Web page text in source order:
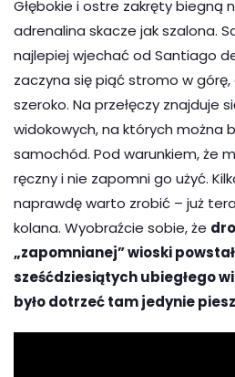
Głębokie i ostre zakręty biegną
adrenalina skacze jak szalona.
najlepiej wjechać od Santiago
zaczyna się piąć stromo w
szeroko. Na przełęczy znajduje
widokowych, na których można
samochód. Pod warunkiem, że
ręczny i nie zapomni go użyć.
naprawdę warto zrobić – już
kolana. Wyobraźcie sobie, że
„zapomnianej” wioski
sześćdziesiątych ubiegłego
było dotrzeć tam jedynie